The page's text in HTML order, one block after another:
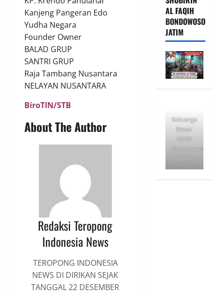
Kanjeng Pangeran Edo
Yudha Negara
Founder Owner
BALAD GRUP
SANTRI GRUP
Raja Tambang Nusantara
NELAYAN NUSANTARA
BiroTIN/STB
About The Author
Redaksi Teropong
Indonesia News
TEROPONG INDONESIA
NEWS DI DIRIKAN SEJAK
TANGGAL 22 DESEMBER
AL FAQIH
BONDOWOSO
JATIM
Keluarga
Besar
BSBK
Bondowoso
Jatim